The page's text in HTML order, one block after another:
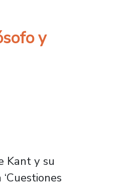
y
Kant y su